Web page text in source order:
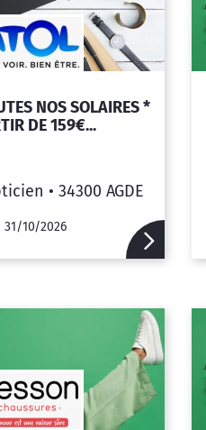
NOS SOLAIRES *
DE 159€...
• 34300 AGDE
31/10/2026